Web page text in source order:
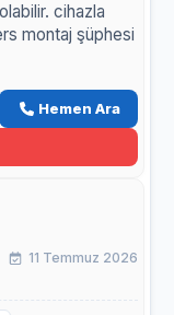
cihazla
montaj şüphesi
Hemen Ara
11 Temmuz 2026